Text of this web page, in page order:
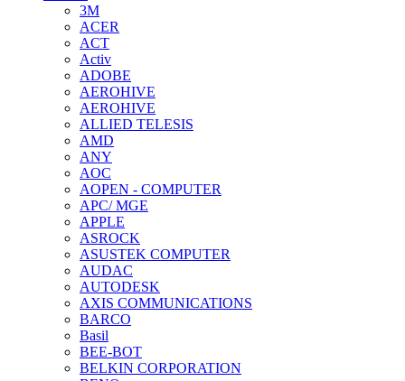
3M
ACER
ACT
Activ
ADOBE
AEROHIVE
AEROHIVE
ALLIED TELESIS
AMD
ANY
AOC
AOPEN - COMPUTER
APC/ MGE
APPLE
ASROCK
ASUSTEK COMPUTER
AUDAC
AUTODESK
AXIS COMMUNICATIONS
BARCO
Basil
BEE-BOT
BELKIN CORPORATION